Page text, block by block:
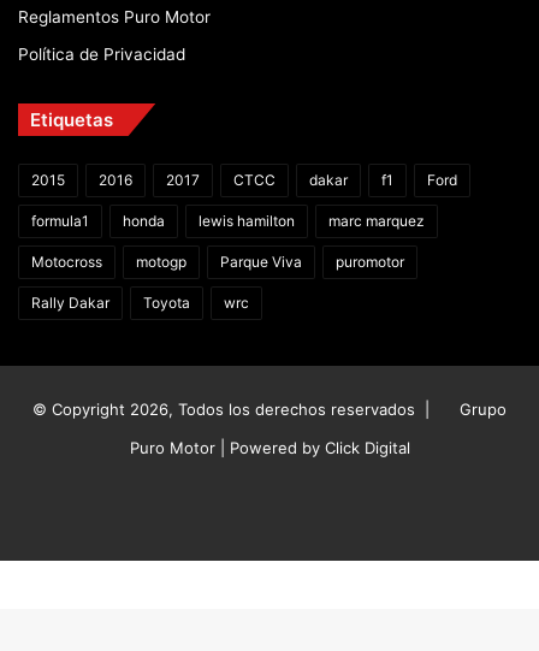
Reglamentos Puro Motor
Política de Privacidad
Etiquetas
2015 2016 2017 CTCC dakar f1 Ford
formula1 honda lewis hamilton marc marquez
Motocross motogp Parque Viva puromotor
Rally Dakar Toyota wrc
© Copyright 2026, Todos los derechos reservados |
Grupo
Puro Motor | Powered by Click Digital